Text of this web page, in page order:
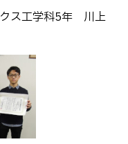
ス工学科5年 川上